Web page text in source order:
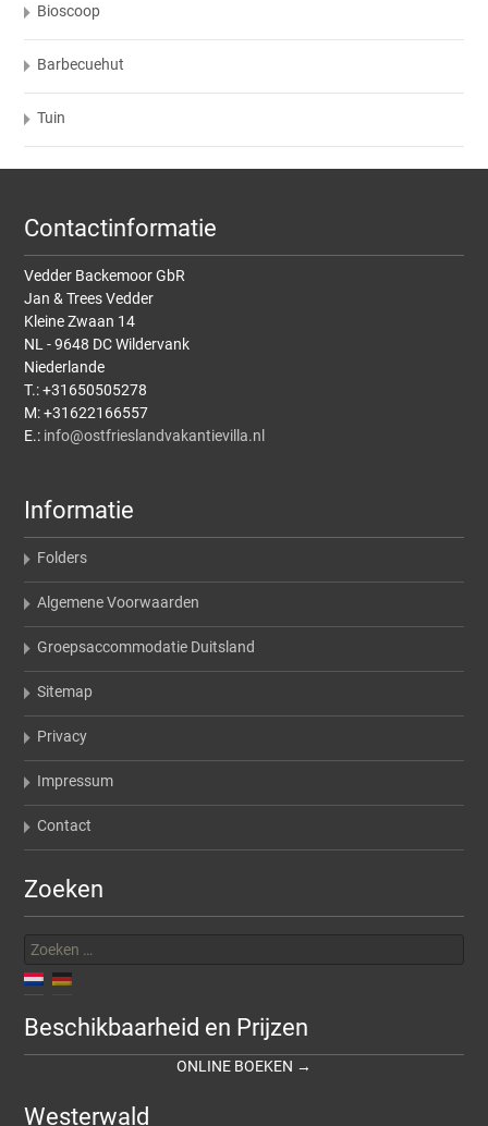
Bioscoop
Barbecuehut
Tuin
Contactinformatie
Vedder Backemoor GbR
Jan & Trees Vedder
Kleine Zwaan 14
NL - 9648 DC Wildervank
Niederlande
T.: +31650505278
M: +31622166557
E.: info@ostfrieslandvakantievilla.nl
Informatie
Folders
Algemene Voorwaarden
Groepsaccommodatie Duitsland
Sitemap
Privacy
Impressum
Contact
Zoeken
naar:
Beschikbaarheid en Prijzen
ONLINE BOEKEN →
Westerwald